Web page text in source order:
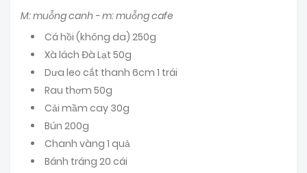
M: muỗng canh - m: muỗng cafe
Cá hồi (không da) 250g
Xà lách Đà Lạt 50g
Dưa leo cắt thanh 6cm 1 trái
Rau thơm 50g
Cải mầm cay 30g
Bún 200g
Chanh vàng 1 quả
Bánh tráng 20 cái